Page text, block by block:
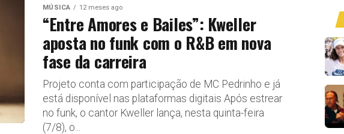
MÚSICA 12 meses ago
“Entre Amores e Bailes”: Kweller
aposta no funk com o R&B em nova
fase da carreira
Projeto conta com participação de MC Pedrinho e já
está disponível nas plataformas digitais Após estrear
no funk, o cantor Kweller lança, nesta quinta-feira
(7/8), o...